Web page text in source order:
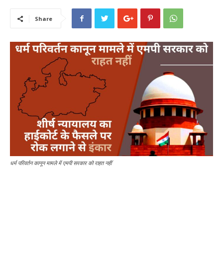
Share
धर्म परिवर्तन कानून मामले में एमपी सरकार को राहत नहीं